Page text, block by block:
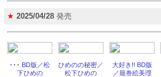
★ 2025/04/28 発売
･･･ BD版／松
下ひめの
ひめのの秘密／
松下ひめの
大好き!! BD版
／籠巻絵美理